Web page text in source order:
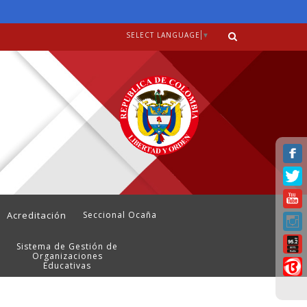
SELECT LANGUAGE ▼
Acreditación Seccional Ocaña
Sistema de Gestión de
Organizaciones
Educativas